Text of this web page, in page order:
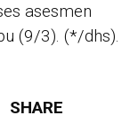
asesmen
(9/3). (*/dhs).
SHARE